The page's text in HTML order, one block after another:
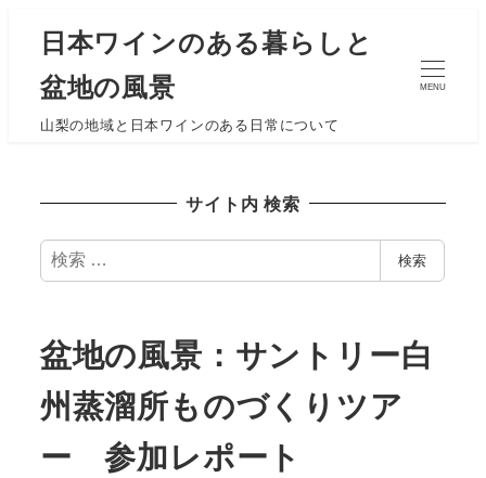
日本ワインのある暮らしと
盆地の風景
山梨の地域と日本ワインのある日常について
MENU
サイト内 検索
検
索
検索
盆地の風景：サントリー白
州蒸溜所ものづくりツア
ー 参加レポート